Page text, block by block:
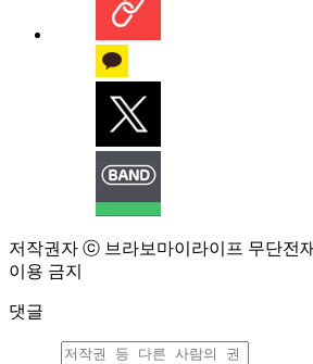
저작권자 ⓒ 브라보마이라이프 무단전
이용 금지
댓글